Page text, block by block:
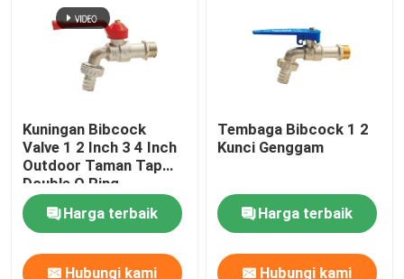
Tentang kita
Kontrol kualitas
Hubungi kami
Kuningan Bibcock
Valve 1 2 Inch 3 4 Inch
Outdoor Taman Tap
Double O Ring
Harga terbaik
Hubungi kami
Tembaga Bibcock 1 2
Kunci Genggam
Harga terbaik
Hubungi kami